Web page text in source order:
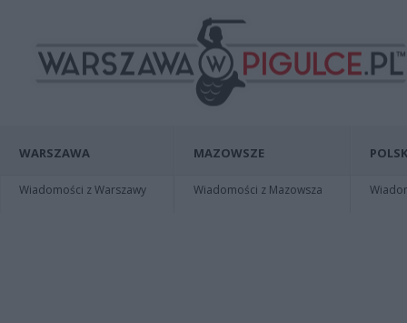
WARSZAWA
Wiadomości z Warszawy
MAZOWSZE
Wiadomości z Mazowsza